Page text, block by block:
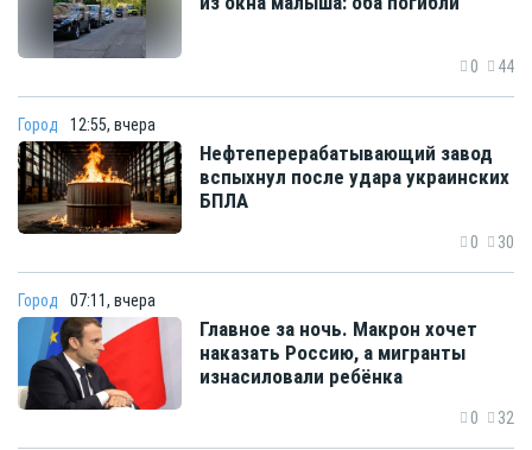
0 44
12:55, вчера
Город
Нефтеперерабатывающий завод
вспыхнул после удара украинских
БПЛА
0 30
07:11, вчера
Город
Главное за ночь. Макрон хочет
наказать Россию, а мигранты
изнасиловали ребёнка
0 32